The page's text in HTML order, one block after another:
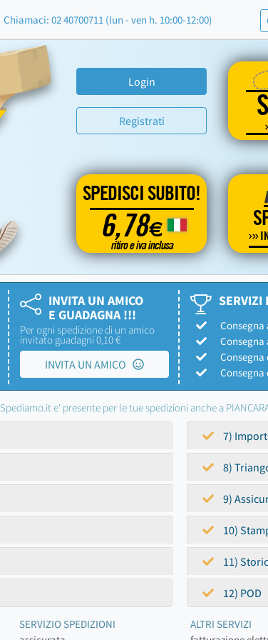
Chiamaci: 02 40700711 (lun - ven h. 10:00-12:00)
Login
Registrati
SPEDISCI SUBITO!
6,78€
ritiro e iva inclusa
INVITA UN AMICO
E GUADAGNA !!!
Per ogni spedizione di un amico
invitato guadagni 0,10 €
INVITA UN AMICO
SERVIZI
Consegna
Spediamo.it e' presente per le tue spedizioni anche a
7)
8)
9)
10)
11)
12) POD
SERVIZIO SPEDIZIONI
ALTRI SERVIZI